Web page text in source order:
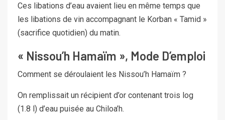
Ces libations d’eau avaient lieu en même temps que
les libations de vin accompagnant le Korban « Tamid »
(sacrifice quotidien) du matin.
« Nissou’h Hamaïm », Mode D’emploi
Comment se déroulaient les Nissou’h Hamaïm ?
On remplissait un récipient d’or contenant trois log
(1.8 l) d’eau puisée au Chiloa’h.